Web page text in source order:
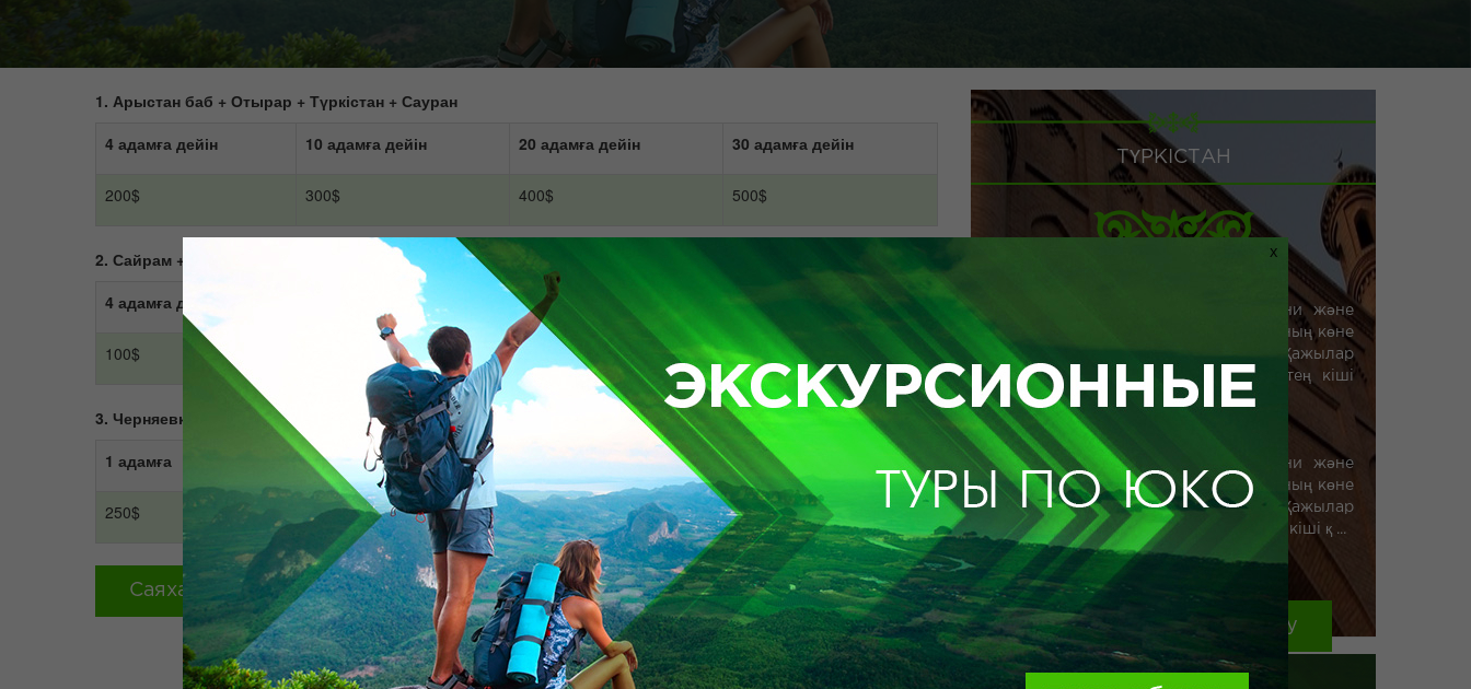
1. Арыстан баб + Отырар + Түркістан + Сауран
4 адамға дейін
10 адамға дейін 20 адамға дейін 30 адамға дейін
200$ 300$ 400$ 500$
2. Сайрам +Кемекалган+Обзорная экскурсия по Шымкенту
4 адамға дейін
10 адамға дейін 20 адамға дейін 30 адамға дейін
100$ 300$ 350$
3. Черняевка шекарасы-Арыстан баб-Отрар-Түркістан-Сауран-Черняевка шекарасы
1 адамға
2 адамға 3 адамға
250$ 300$ 350$
Саяхатқа тапсырыс беру
ТҮРКІСТАН
Түркістан (Яссы) Түркілердің рухани және
саяси орталығы және қазақ хандарының көне
астанасы ретінде белгілі болды. Қажылар
Меккеге Түркістанға үш сапарлар тең кіші
қажылық деп санайды.
Демалыс орындар:
Түркістан (Яссы) Түркілердің рухани және
саяси орталығы және қазақ хандарының көне
астанасы ретінде белгілі болды. Қажылар
Меккеге Түркістанға үш сапарлар тең кіші қ ...
Саяхатқа тапсырыс беру
толығырақ
X